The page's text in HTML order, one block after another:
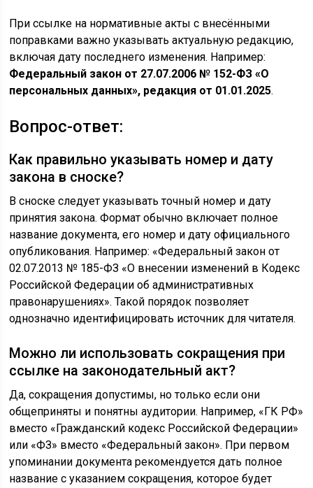
При ссылке на нормативные акты с внесёнными
поправками важно указывать актуальную редакцию,
включая дату последнего изменения. Например:
Федеральный закон от 27.07.2006 № 152-ФЗ «О
персональных данных», редакция от 01.01.2025.
Вопрос-ответ:
Как правильно указывать номер и дату
закона в сноске?
В сноске следует указывать точный номер и дату
принятия закона. Формат обычно включает полное
название документа, его номер и дату официального
опубликования. Например: «Федеральный закон от
02.07.2013 № 185-ФЗ «О внесении изменений в Кодекс
Российской Федерации об административных
правонарушениях». Такой порядок позволяет
однозначно идентифицировать источник для читателя.
Можно ли использовать сокращения при
ссылке на законодательный акт?
Да, сокращения допустимы, но только если они
общеприняты и понятны аудитории. Например, «ГК РФ»
вместо «Гражданский кодекс Российской Федерации»
или «ФЗ» вместо «Федеральный закон». При первом
упоминании документа рекомендуется дать полное
название с указанием сокращения, которое будет